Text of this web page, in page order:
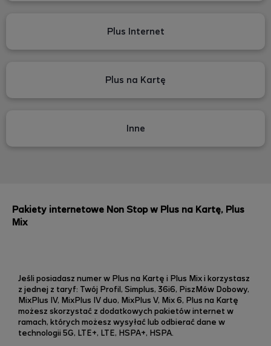
Plus Internet
Plus na Kartę
Inne
Pakiety internetowe Non Stop w Plus na Kartę, Plus
Mix
Jeśli posiadasz numer w Plus na Kartę i Plus Mix i korzystasz
z jednej z taryf: Twój Profil, Simplus, 36i6, PiszMów Dobowy,
MixPlus IV, MixPlus IV duo, MixPlus V, Mix 6, Plus na Kartę
możesz skorzystać z dodatkowych pakietów internet w
ramach, których możesz wysyłać lub odbierać dane w
technologii 5G, LTE+, LTE, HSPA+, HSPA.